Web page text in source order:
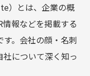
）とは、企業の概
報などを掲載する
す。会社の顔・名刺
について深く知っ